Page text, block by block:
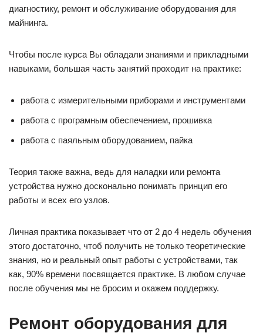
диагностику, ремонт и обслуживание оборудования для
майнинга.
Чтобы после курса Вы обладали знаниями и прикладными
навыками, большая часть занятий проходит на практике:
работа с измерительными приборами и инструментами
работа с програмным обеспечением, прошивка
работа с паяльным оборудованием, пайка
Теория также важна, ведь для наладки или ремонта
устройства нужно досконально понимать принцип его
работы и всех его узлов.
Личная практика показывает что от 2 до 4 недель обучения
этого достаточно, чтоб получить не только теоретические
знания, но и реальный опыт работы с устройствами, так
как, 90% времени посвящается практике. В любом случае
после обучения мы не бросим и окажем поддержку.
Ремонт оборудования для